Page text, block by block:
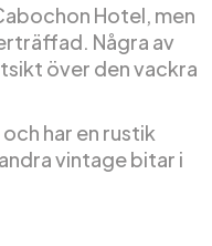
Hotel, men
Några av
över den vackra
har en rustik
vintage bitar i